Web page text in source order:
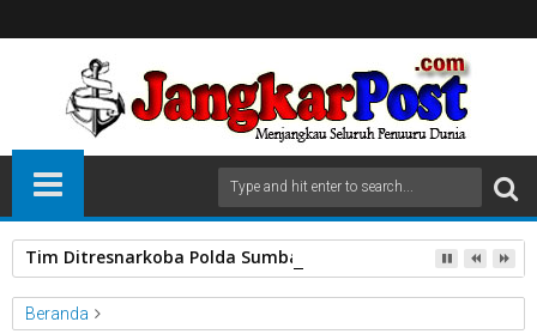
Tim Ditresnarkoba Polda Sumbar dan Polres Pasbar
Beranda